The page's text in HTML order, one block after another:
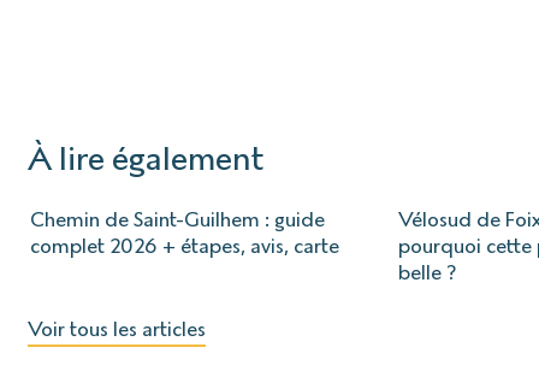
À lire également
Chemin de Saint-Guilhem : guide
complet 2026 + étapes, avis, carte
Vélosud de
pourquoi cette
belle ?
Voir tous les articles